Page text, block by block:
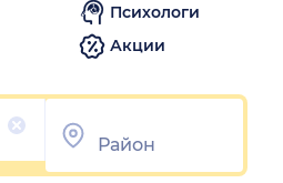
Психологи
Акции